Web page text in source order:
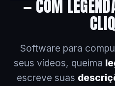
— COM
Software para
seus vídeos, queima
escreve suas